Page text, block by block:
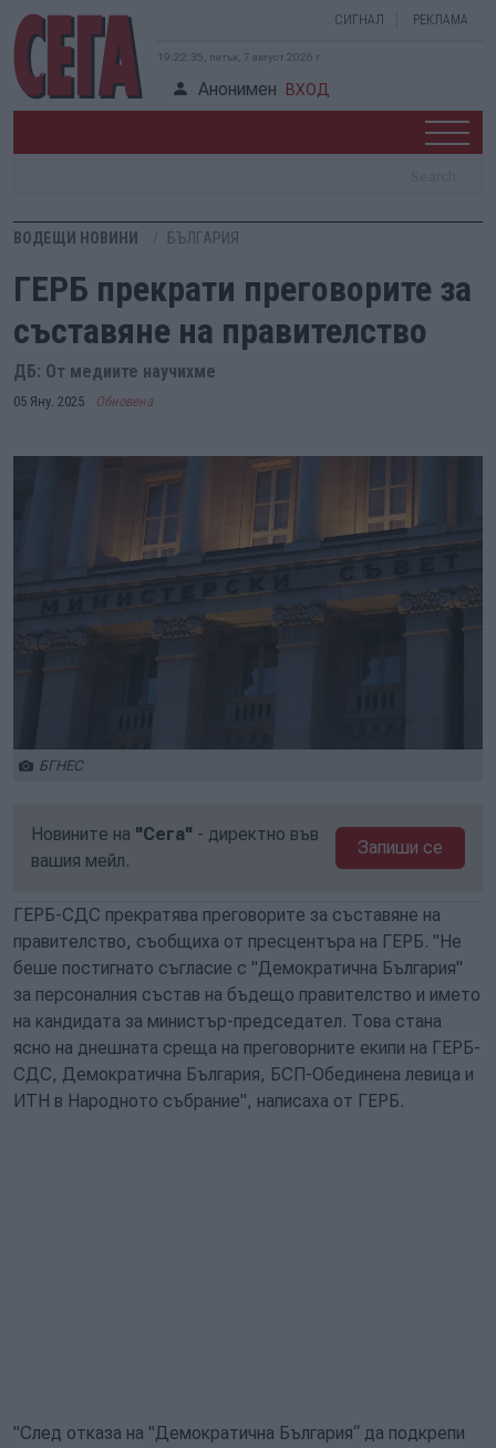
СИГНАЛ РЕКЛАМА
19:22:36, петък, 7 август 2026 г.
Анонимен ВХОД
ВОДЕЩИ НОВИНИ БЪЛГАРИЯ
ГЕРБ прекрати преговорите за
съставяне на правителство
ДБ: От медиите научихме
05 Яну. 2025 Обновена
БГНЕС
Новините на "Сега" - директно във
вашия мейл.
Запиши се
ГЕРБ-СДС прекратява преговорите за съставяне на
правителство, съобщиха от пресцентъра на ГЕРБ. "Не
беше постигнато съгласие с "Демократична България"
за персоналния състав на бъдещо правителство и името
на кандидата за министър-председател. Това стана
ясно на днешната среща на преговорните екипи на ГЕРБ-
СДС, Демократична България, БСП-Обединена левица и
ИТН в Народното събрание", написаха от ГЕРБ.
"След отказа на "Демократична България“ да подкрепи